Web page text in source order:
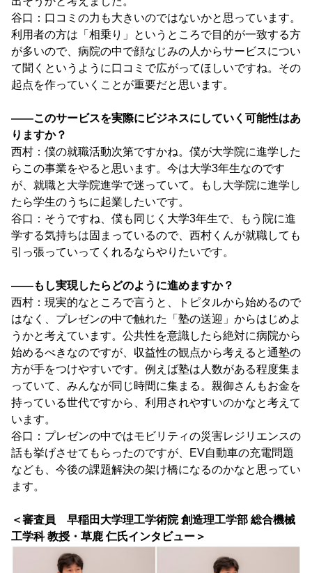
谷口：口コミの力も大きいのではないかと思っています。
利用者の方は「相乗り」というところで目的が一致する方
が多いので、病院の中で顔なじみの人からサービスについ
て聞くというように口コミで広がってほしいですね。その
起点を作っていくことが重要だと思います。
――このサービスを実際にビジネスにしていく可能性はあ
りますか？
西村：僕の就職活動次第ですかね。僕が大学院に進学した
らこの事業をやると思います。今は大学3年生なのです
が、就職と大学院進学で迷っていて。もし大学院に進学し
たら学生のうちに起業したいです。
谷口：そうですね、僕も同じく大学3年生で、もう院に進
学する気持ちは固まっているので、西村くんが就職しても
引っ張っていってくれるならやりたいです。
――もし実現したらどのように進めますか？
西村：現実的なところで言うと、トピタルから始めるので
はなく、プレゼンの中で触れた「塾の送迎」からはじめよ
うかと考えています。公共性を意識したら絶対に病院から
始めるべきなのですが、収益性の観点から考えると通塾の
方が手をつけやすいです。例えば塾は人数がある程度集ま
っていて、みんなが同じ時間に集まる。親御さんもお金を
持っている世代ですから、利用されやすいのかなと考えて
います。
谷口：プレゼンの中ではモビリティの災害レジリエンスの
話も挙げさせてもらったのですが、EV自動車の充電問題
なども、今後の課題解決の架け橋になるのかなと思ってい
ます。
＜審査員 早稲田大学理工学術院 創造理工学部 総合機械
工学科 教授・草鹿 仁氏インタビュー＞